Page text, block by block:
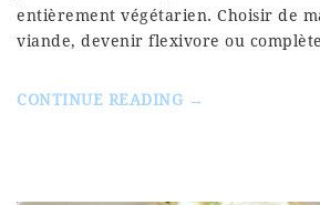
entièrement végétarien. Choisir de
viande, devenir flexivore ou
CONTINUE READING →